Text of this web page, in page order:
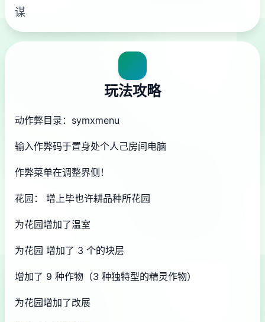
谋
玩法攻略
动作弊目录：symxmenu
输入作弊码于置身处个人己房间电脑
作弊菜单在调整界侧！
花园： 增上毕也许耕品种所花园
为花园增加了温室
为花园 增加了 3 个的块层
增加了 9 种作物（3 种独特型的精灵作物）
为花园增加了改展